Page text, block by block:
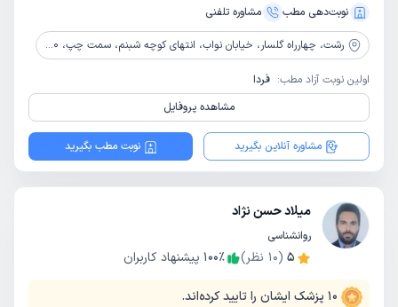
نوبت‌دهی مطب
مشاوره‌ تلفنی
رشت، چهارراه گلسار، خیابان نواب، انتهای کوچه شبنم، سمت چپ، 20 متر بالاتر از باشگاه کونگ، ساختمان7، طبقه دوم، واحد4
اولین نوبت آزاد مطب: فردا
مشاهده پروفایل
مشاوره آنلاین بگیرید نوبت مطب بگیرید
میلاد حسن نژاد
روانشناسی
5
(
10 نظر) 100٪ پیشنهاد کاربران
10 پزشک ایشان را تایید کرده‌اند.